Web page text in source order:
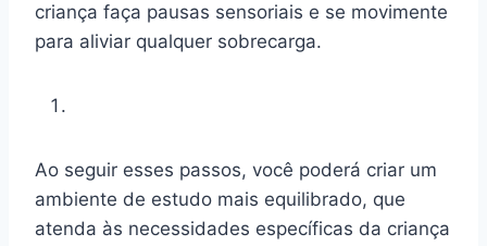
criança faça pausas sensoriais e se movimente
para aliviar qualquer sobrecarga.
Ao seguir esses passos, você poderá criar um
ambiente de estudo mais equilibrado, que
atenda às necessidades específicas da criança